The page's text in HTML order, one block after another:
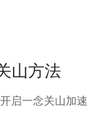
山方法
启一念关山加速